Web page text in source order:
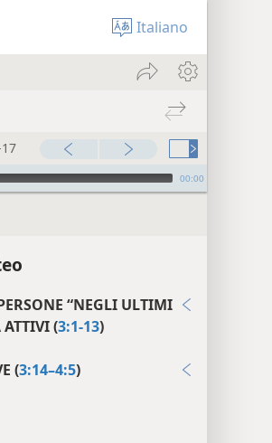
Italiano
00:00
“NEGLI ULTIMI
(3:1-13)
(3:14–4:5)